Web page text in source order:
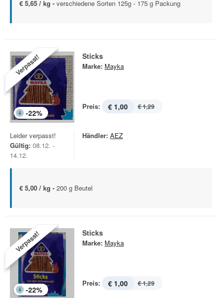
€ 5,65 / kg - verschiedene Sorten 125g - 175 g Packung
Verpasst!
-22%
Sticks
Marke: Mayka
Preis: € 1,00 € 1,29
Leider verpasst!
Gültig: 08.12. -
14.12.
Händler: AEZ
€ 5,00 / kg - 200 g Beutel
Verpasst!
-22%
Sticks
Marke: Mayka
Preis: € 1,00 € 1,29